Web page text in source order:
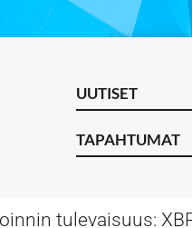
UUTISET
TAPAHTUMAT
tulevaisuus: